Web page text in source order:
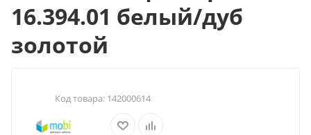
16.394.01 белый/дуб
золотой
Код товара: 142000614